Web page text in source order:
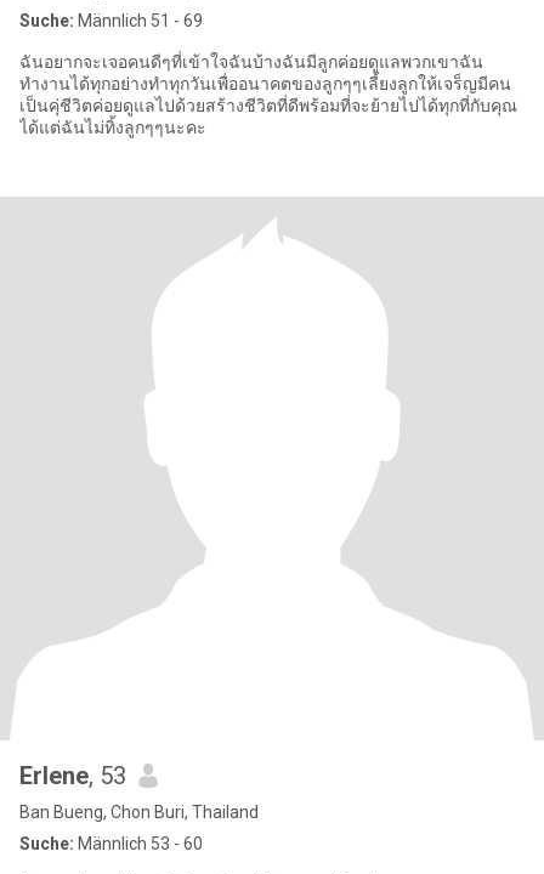
Suche: Männlich 51 - 69
ฉันอยากจะเจอคนดีๆที่เข้าใจฉันบ้างฉันมีลูกค่อยดูแลพวกเขาฉัน
ทำงานได้ทุกอย่างทำทุกวันเพื่ออนาคตของลูกๆๆเลี้ยงลูกให้เจร็ญมีคน
เป็นคุ่ชีวิตค่อยดูแลไปด้วยสร้างชีวิตที่ดีพร้อมที่จะย้ายไปได้ทุกที่กับคุณ
ได้แต่ฉันไม่ทิ้งลูกๆๆนะคะ
Erlene, 53
Ban Bueng, Chon Buri, Thailand
Suche: Männlich 53 - 60